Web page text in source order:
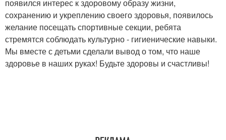
появился интерес к здоровому образу жизни,
сохранению и укреплению своего здоровья, появилось
желание посещать спортивные секции, ребята
стремятся соблюдать культурно - гигиенические навыки.
Мы вместе с детьми сделали вывод о том, что наше
здоровье в наших руках! Будьте здоровы и счастливы!